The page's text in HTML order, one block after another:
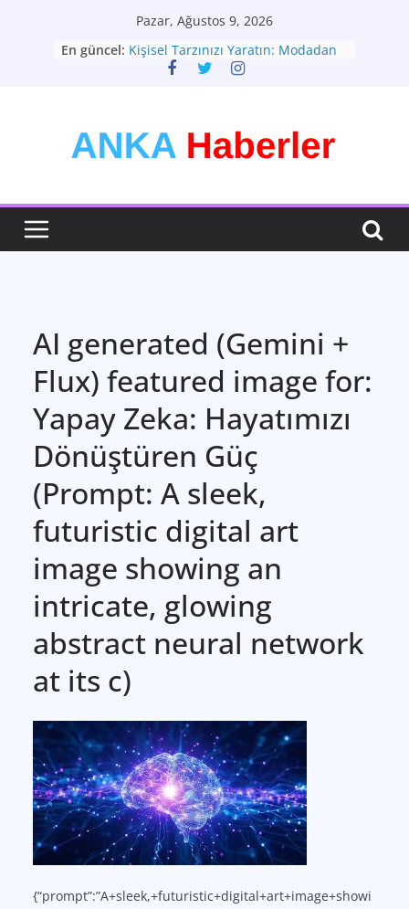
Pazar, Ağustos 9, 2026
En güncel: Kişisel Tarzınızı Yaratın: Modadan
Daha Fazlası
Kimlik Arasındaki Bağ
Yapay Zeka: Hayatımızı Dönüştüren
AI generated (Gemini +
Flux) featured image for:
Yapay Zeka: Hayatımızı
Dönüştüren Güç
(Prompt: A sleek,
futuristic digital art
image showing an
intricate, glowing
abstract neural network
at its c)
{“prompt”:”A+sleek,+futuristic+digital+art+image+showi